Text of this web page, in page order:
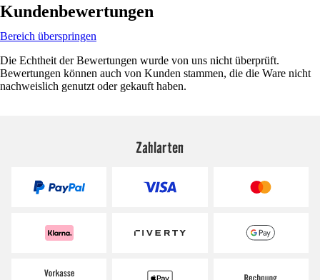
Kundenbewertungen
Bereich überspringen
Die Echtheit der Bewertungen wurde von uns nicht überprüft.
Bewertungen können auch von Kunden stammen, die die Ware nicht
nachweislich genutzt oder gekauft haben.
Zahlarten